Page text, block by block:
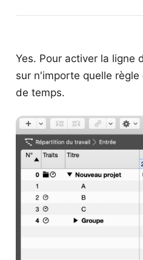
Yes. Pour activer la ligne
sur n'importe quelle
de temps.